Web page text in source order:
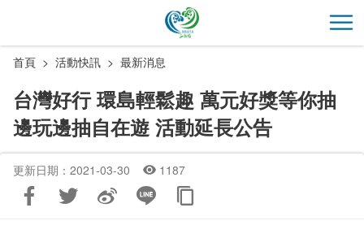
主
開
首頁 活動快訊 最新消息
台灣好行 環島輕鬆趣 萬元好獎等你抽
邊玩邊抽自在遊 活動延長公告
更新日期：2021-03-30 1187